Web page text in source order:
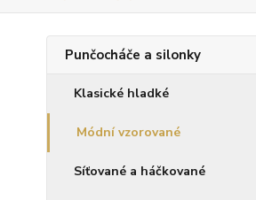
Punčocháče a silonky
Klasické hladké
Módní vzorované
Síťované a háčkované